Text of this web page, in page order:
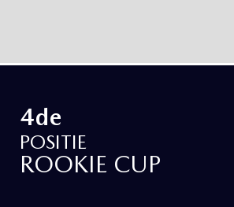
4de
POSITIE
ROOKIE CUP